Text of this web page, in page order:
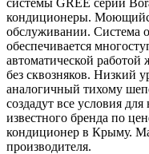
системы GREE серии
кондиционеры.
обслуживании. Система
обеспечивается
автоматической работой
без сквозняков. Низкий
аналогичный тихому
создадут все условия
известного бренда по
кондиционер в Крыму.
производителя.